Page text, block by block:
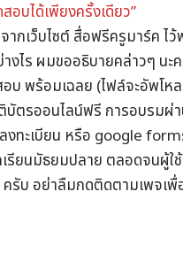
อบได้เพียงครั้งเดียว”
กเว็บไซต์สื่อฟรีครูมาร์คไ
ไร ผมขออธิบายคล่าวๆ นะ
บพร้อมเฉลย (ไฟล์จะอัพโห
บัตรออนไลน์ฟรี การอบรมผ่
งทะเบียน หรือ google
รียนมัธยมปลาย ตลอดจนผู้ใ
รับ อย่าลืมกดติดตามเพจเ